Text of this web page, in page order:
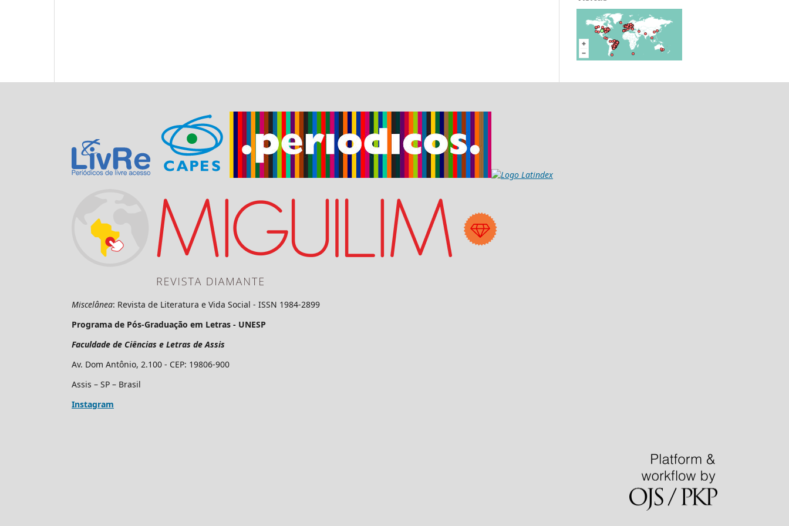
Miscelânea: Revista de Literatura e Vida Social - ISSN 1984-2899
Programa de Pós-Graduação em Letras - UNESP
Faculdade de Ciências e Letras de Assis
Av. Dom Antônio, 2.100 - CEP: 19806-900
Assis – SP – Brasil
Instagram